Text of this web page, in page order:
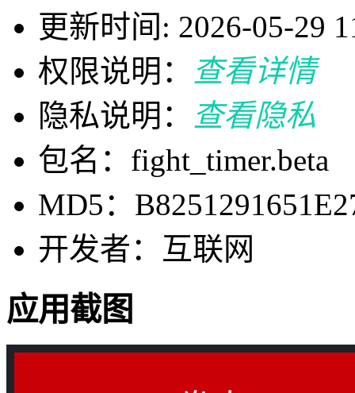
更新时间: 2026-05-29
权限说明：
查看详情
隐私说明：
查看隐私
包名：fight_timer.beta
MD5：
开发者：互联网
应用截图